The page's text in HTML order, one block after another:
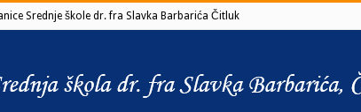
Srednje škole dr. fra Slavka Barbarića Čitluk